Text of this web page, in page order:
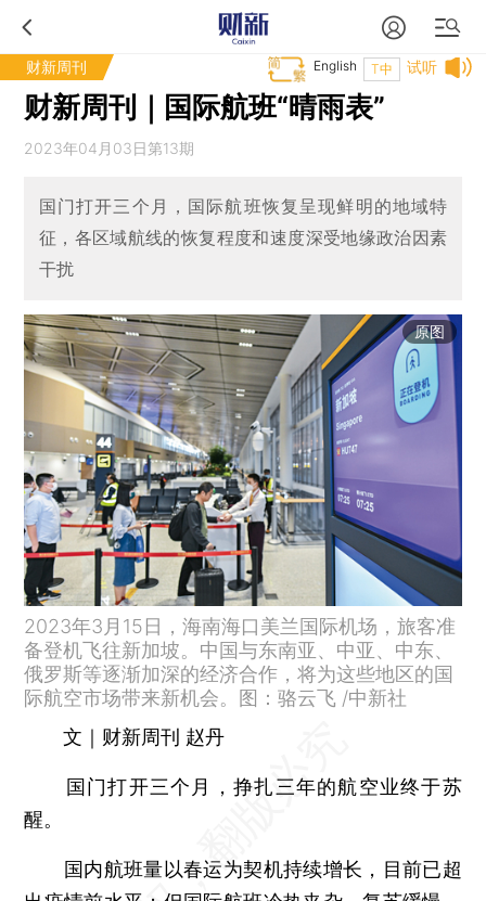
财新周刊 试听
T中
English
财新周刊｜国际航班“晴雨表”
2023年04月03日第13期
国门打开三个月，国际航班恢复呈现鲜明的地域特
征，各区域航线的恢复程度和速度深受地缘政治因素
干扰
原图
2023年3月15日，海南海口美兰国际机场，旅客准
备登机飞往新加坡。中国与东南亚、中亚、中东、
俄罗斯等逐渐加深的经济合作，将为这些地区的国
际航空市场带来新机会。图：骆云飞 /中新社
文｜财新周刊 赵丹
国门打开三个月，挣扎三年的航空业终于苏
醒。
国内航班量以春运为契机持续增长，目前已超